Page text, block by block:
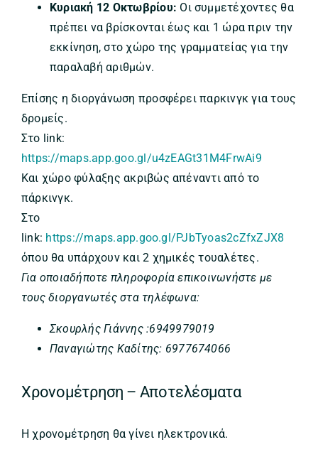
Κυριακή 12 Οκτωβρίου: Οι συμμετέχοντες θα
πρέπει να βρίσκονται έως και 1 ώρα πριν την
εκκίνηση, στο χώρο της γραμματείας για την
παραλαβή αριθμών.
Επίσης η διοργάνωση προσφέρει παρκινγκ για τους
δρομείς.
Στο link:
https://maps.app.goo.gl/u4zEAGt31M4FrwAi9
Και χώρο φύλαξης ακριβώς απέναντι από το
πάρκινγκ.
Στο
link: https://maps.app.goo.gl/PJbTyoas2cZfxZJX8
όπου θα υπάρχουν και 2 χημικές τουαλέτες.
Για οποιαδήποτε πληροφορία επικοινωνήστε με
τους διοργανωτές στα τηλέφωνα:
Σκουρλής Γιάννης :6949979019
Παναγιώτης Καδίτης: 6977674066
Χρονομέτρηση – Αποτελέσματα
Η χρονομέτρηση θα γίνει ηλεκτρονικά.